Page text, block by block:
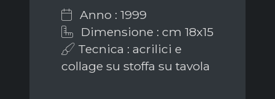
Anno : 1999
Dimensione : cm 18x15
Tecnica : acrilici e
collage su stoffa su tavola